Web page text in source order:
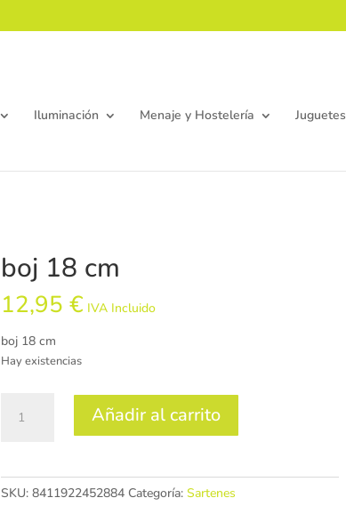
Iluminación Menaje y Hostelería Juguetes
boj 18 cm
12,95€ IVA Incluido
boj 18 cm
Hay existencias
Añadir al carrito
SKU:8411922452884 Categoría:Sartenes